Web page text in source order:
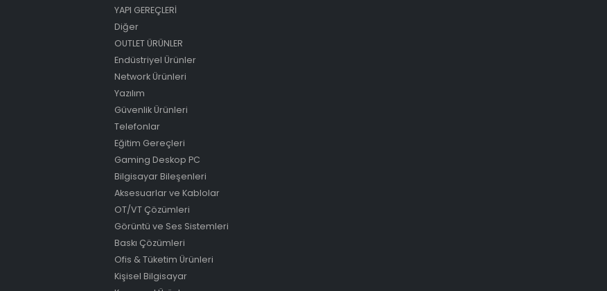
YAPI GEREÇLERİ
Diğer
OUTLET ÜRÜNLER
Endüstriyel Ürünler
Network Ürünleri
Yazılım
Güvenlik Ürünleri
Telefonlar
Eğitim Gereçleri
Gaming Deskop PC
Bilgisayar Bileşenleri
Aksesuarlar ve Kablolar
OT/VT Çözümleri
Görüntü ve Ses Sistemleri
Baskı Çözümleri
Ofis & Tüketim Ürünleri
Kişisel Bilgisayar